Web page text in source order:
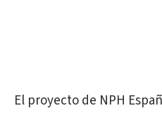
El proyecto de NPH